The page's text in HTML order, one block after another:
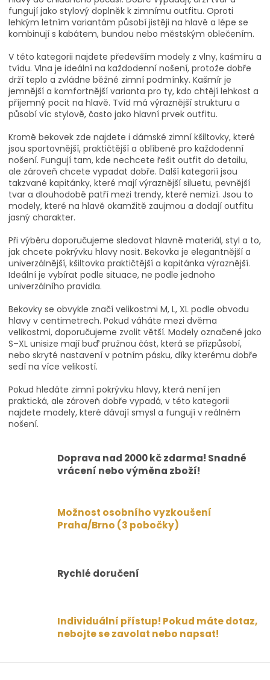
y
v
ý
i
s
u
fungují jako stylový doplněk k zimnímu outfitu. Oproti
lehkým letním variantám působí jistěji na hlavě a lépe se
kombinují s kabátem, bundou nebo městským oblečením.
V této kategorii najdete především modely z vlny, kašmíru a
tvídu. Vlna je ideální na každodenní nošení, protože dobře
drží teplo a zvládne běžné zimní podmínky. Kašmír je
jemnější a komfortnější varianta pro ty, kdo chtějí lehkost a
příjemný pocit na hlavě. Tvíd má výraznější strukturu a
působí víc stylově, často jako hlavní prvek outfitu.
Kromě bekovek zde najdete i dámské zimní kšiltovky, které
jsou sportovnější, praktičtější a oblíbené pro každodenní
nošení. Fungují tam, kde nechcete řešit outfit do detailu,
ale zároveň chcete vypadat dobře. Další kategorií jsou
takzvané kapitánky, které mají výraznější siluetu, pevnější
tvar a dlouhodobě patří mezi trendy, které nemizí. Jsou to
modely, které na hlavě okamžitě zaujmou a dodají outfitu
jasný charakter.
Při výběru doporučujeme sledovat hlavně materiál, styl a to,
jak chcete pokrývku hlavy nosit. Bekovka je elegantnější a
univerzálnější, kšiltovka praktičtější a kapitánka výraznější.
Ideální je vybírat podle situace, ne podle jednoho
univerzálního pravidla.
Bekovky se obvykle značí velikostmi M, L, XL podle obvodu
hlavy v centimetrech. Pokud váháte mezi dvěma
velikostmi, doporučujeme zvolit větší. Modely označené jako
S–XL unisize mají buď pružnou část, která se přizpůsobí,
nebo skryté nastavení v potním pásku, díky kterému dobře
sedí na více velikostí.
Pokud hledáte zimní pokrývku hlavy, která není jen
praktická, ale zároveň dobře vypadá, v této kategorii
najdete modely, které dávají smysl a fungují v reálném
nošení.
Doprava nad 2000 kč zdarma! Snadné
vrácení nebo výměna zboží!
Možnost osobního vyzkoušení
Praha/Brno (3 pobočky)
Rychlé doručení
Individuální přístup! Pokud máte dotaz,
nebojte se zavolat nebo napsat!
Z